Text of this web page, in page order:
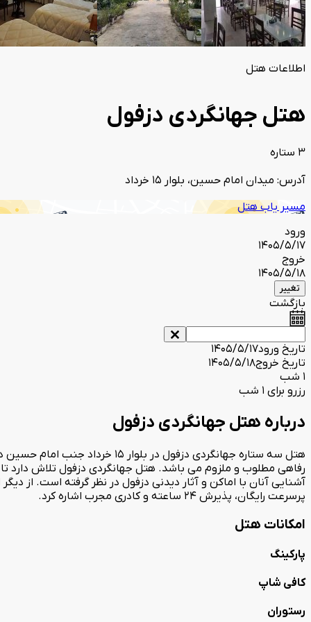
اطلاعات هتل
هتل جهانگردی دزفول
3 ستاره
آدرس: میدان امام حسین، بلوار 15 خرداد
مسیر یاب هتل
ورود
1405/5/17
خروج
1405/5/18
تغییر
بازگشت
تاریخ ورود1405/5/17
تاریخ خروج1405/5/18
1 شب
رزرو برای 1 شب
درباره هتل جهانگردی دزفول
رفاهی مطلوب و ملزوم می باشد. هتل جهانگردی دزفول تلاش دارد
پرسرعت رایگان، پذیرش 24 ساعته و کادری مجرب اشاره کرد.
امکانات هتل
پارکینگ
کافی شاپ
رستوران